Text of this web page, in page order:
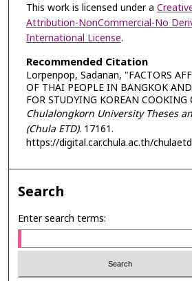
This work is licensed under a
Attribution-NonCommercial-No
International License.
Recommended Citation
Lorpenpop, Sadanan, "FACTORS
OF THAI PEOPLE IN BANGKOK
FOR STUDYING KOREAN COOKING
Chulalongkorn University Theses
(Chula ETD). 17161.
https://digital.car.chula.ac.th/
Search
Enter search terms: